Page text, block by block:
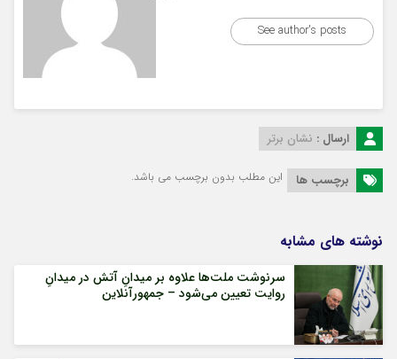
See author's posts
ارسال : نشان برتر
برچسب ها این مطلب بدون برچسب می باشد.
نوشته های مشابه
سرنوشت ملت‌ها علاوه بر میدانِ آتش در میدانِ
روایت تعیین می‌شود – جمهورآنلاین